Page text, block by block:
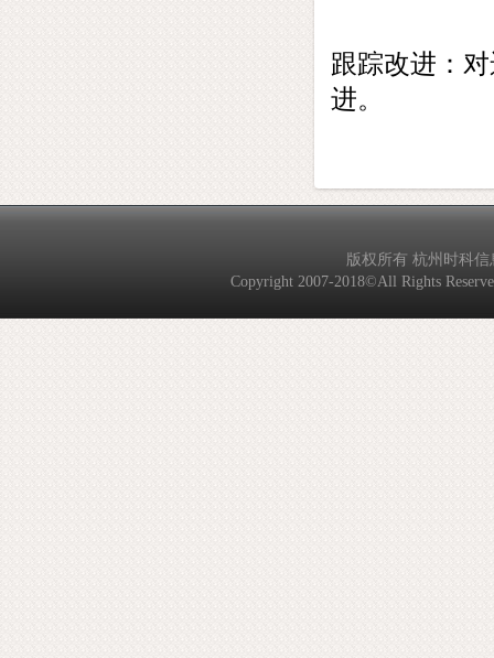
跟踪改进：
进。
版权所有 杭州时科信
Copyright 2007-2018©All Rights